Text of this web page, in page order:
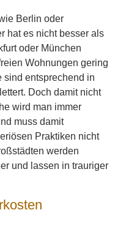
Berlin oder
hat es nicht besser als
oder München
Wohnungen gering
sind entsprechend in
Doch damit nicht
wird man immer
muss damit
Praktiken nicht
werden
und lassen in trauriger